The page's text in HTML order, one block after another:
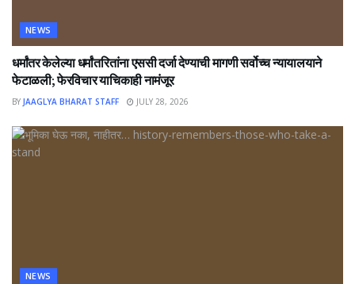
NEWS
धर्मांतर केलेल्या धर्मांतरितांना एससी दर्जा देण्याची मागणी सर्वोच्च न्यायालयाने
फेटाळली; फेरविचार याचिकाही नामंजूर
BY JAAGLYA BHARAT STAFF JULY 28, 2026
NEWS